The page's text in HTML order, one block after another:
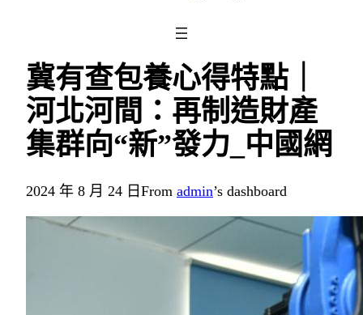
冀有查包養心得特點｜
河北河間：再制造財產
集群向“新”發力_中國網
2024 年 8 月 24 日 From admin’s dashboard